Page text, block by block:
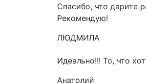
Спасибо, что дарите
Рекомендую!
ЛЮДМИЛА
Идеально!!! То, что
Анатолий